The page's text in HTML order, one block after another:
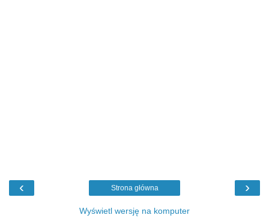
‹ ›
Strona główna
Wyświetl wersję na komputer